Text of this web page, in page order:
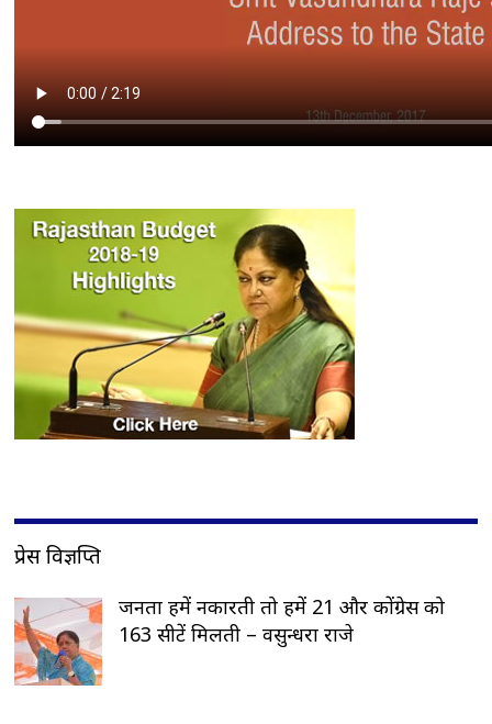
प्रेस विज्ञप्ति
जनता हमें नकारती तो हमें 21 और कोंग्रेस को
163 सीटें मिलती – वसुन्धरा राजे